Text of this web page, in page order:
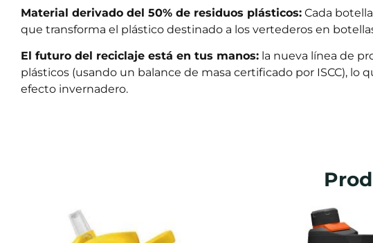
Material derivado del 50% de residuos plásticos: Cada
que transforma el plástico destinado a los vertederos en
El futuro del reciclaje está en tus manos: la nueva línea de
plásticos (usando un balance de masa certificado por ISCC),
efecto invernadero.